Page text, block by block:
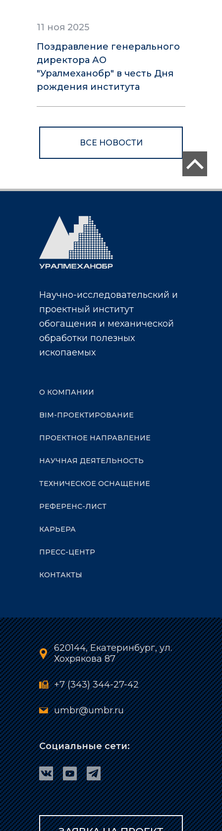
11 ноя 2025
Поздравление генерального
директора АО
"Уралмеханобр" в честь Дня
рождения института
ВСЕ НОВОСТИ
Научно-исследовательский и
проектный институт
обогащения и механической
обработки полезных
ископаемых
О КОМПАНИИ
BIM-ПРОЕКТИРОВАНИЕ
ПРОЕКТНОЕ НАПРАВЛЕНИЕ
НАУЧНАЯ ДЕЯТЕЛЬНОСТЬ
ТЕХНИЧЕСКОЕ ОСНАЩЕНИЕ
РЕФЕРЕНС-ЛИСТ
КАРЬЕРА
ПРЕСС-ЦЕНТР
КОНТАКТЫ
620144, Екатеринбург, ул.
Хохрякова 87
+7 (343) 344-27-42
umbr@umbr.ru
Социальные сети: